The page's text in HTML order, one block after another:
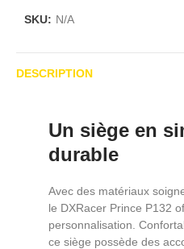
SKU: N/A
DESCRIPTION
Un siège en
durable
Avec des matériaux
le DXRacer Prince P132
personnalisation.
ce siège possède des